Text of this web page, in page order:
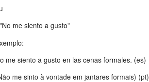
me siento a gusto"
me siento a gusto en las cenas formales. (es)
me sinto à vontade em jantares formais) (pt)